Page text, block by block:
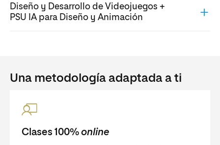
Diseño y Desarrollo de Videojuegos +
PSU IA para Diseño y Animación
Una metodología adaptada a ti
Clases 100% online